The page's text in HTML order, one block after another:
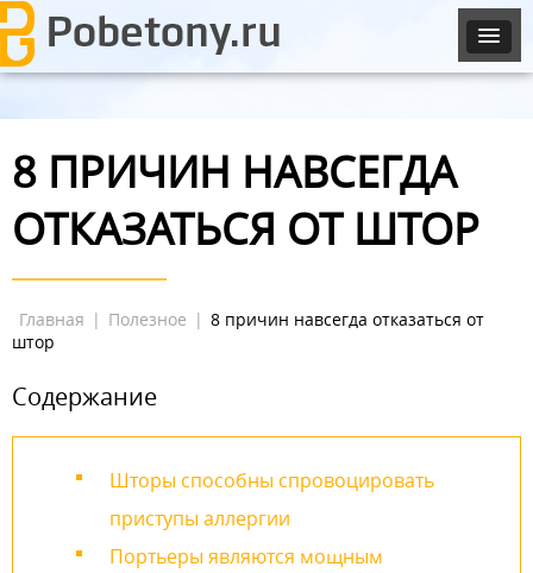
8 ПРИЧИН НАВСЕГДА
ОТКАЗАТЬСЯ ОТ ШТОР
Главная | Полезное | 8 причин навсегда отказаться от
штор
Содержание
Шторы способны спровоцировать
приступы аллергии
Портьеры являются мощным